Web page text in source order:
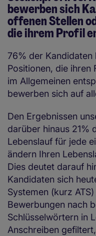
bewerben sich
offenen Stellen
die ihrem Profil
76% der Kandidaten
Positionen, die ihren
im Allgemeinen
bewerben sich auf
Den Ergebnissen
darüber hinaus 21%
Lebenslauf für jede
ändern Ihren
Dies deutet darauf
Kandidaten sich
Systemen (kurz
Bewerbungen nach
Schlüsselwörtern in
Anschreiben